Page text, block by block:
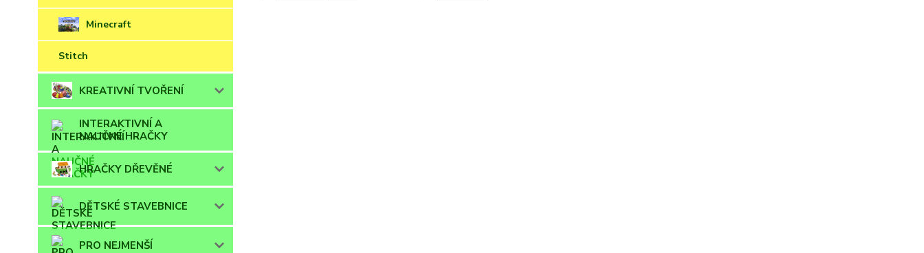
Minecraft
Stitch
KREATIVNÍ TVOŘENÍ
INTERAKTIVNÍ A
NAUČNÉ HRAČKY
HRAČKY DŘEVĚNÉ
DĚTSKÉ STAVEBNICE
PRO NEJMENŠÍ